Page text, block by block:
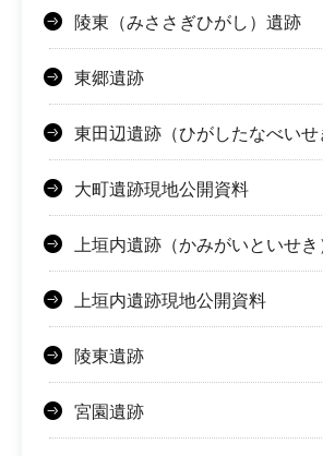
陵東（みささぎひがし）遺跡
東郷遺跡
東田辺遺跡（ひがしたなべいせ
大町遺跡現地公開資料
上垣内遺跡（かみがいといせき
上垣内遺跡現地公開資料
陵東遺跡
宮園遺跡